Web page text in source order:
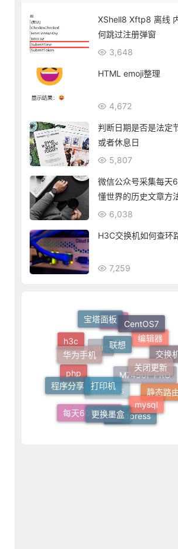
XShell8 Xftp8 离线
何跳过注册弹窗
3,648
HTML emoji整理
4,672
判断日期是否是法定
或者休息日
5,807
微信公众号采集每天
懂世界的历史文章方
6,038
H3C交换机如何查环
7,259
curl
清零
编辑器
M7450F PRO
windows
php
h3c
宝塔面板 CentOS7
交换
静态路
wordpress
每天60秒读懂世界
程序分享
华为手机
联想
关闭更新
mysql
更换墨盒
打印机